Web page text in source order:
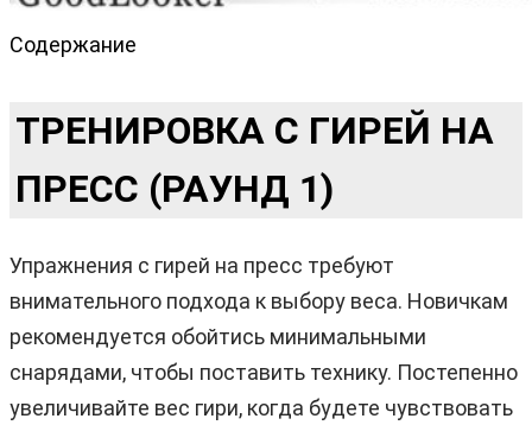
Содержание
ТРЕНИРОВКА С ГИРЕЙ НА
ПРЕСС (РАУНД 1)
Упражнения с гирей на пресс требуют
внимательного подхода к выбору веса. Новичкам
рекомендуется обойтись минимальными
снарядами, чтобы поставить технику. Постепенно
увеличивайте вес гири, когда будете чувствовать